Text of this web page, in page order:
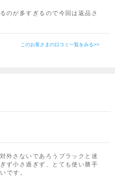
のが多すぎるので今回は返品さ
このお客さまの口コミ一覧をみる>>
外さないであろうブラックと迷
ず小さ過ぎず、とても使い勝手
です。